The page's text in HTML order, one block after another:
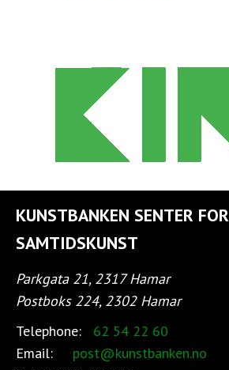
KUNSTBANKEN SENTER FOR
SAMTIDSKUNST
Parkgata 21, 2317 Hamar
Postboks 224, 2302 Hamar
Telephone:
62 54 22 60
Email:
post@kunstbanken.no